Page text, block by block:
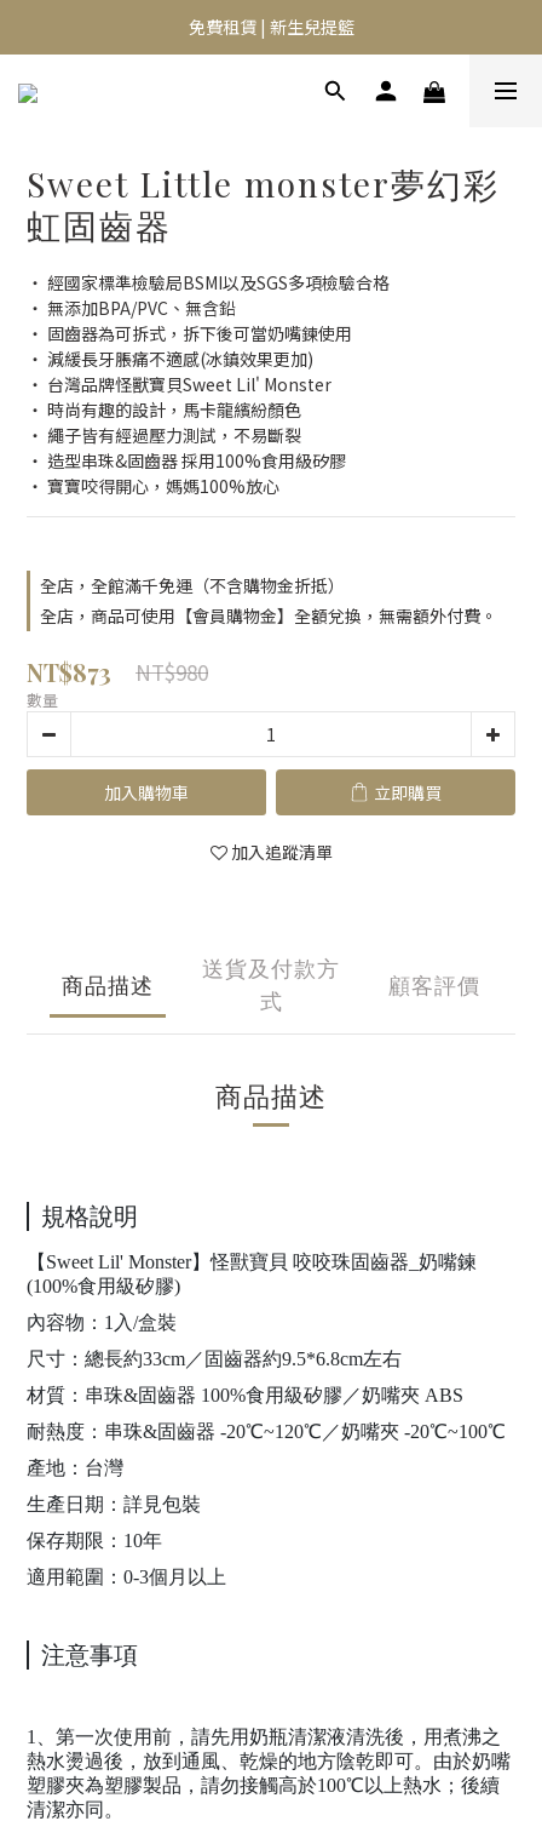
⭐️異膚救星 10天體驗活動⭐️
免費租賃 | 新生兒提籃
⭐️異膚救星 10天體驗活動⭐️
Sweet Little monster夢幻彩
虹固齒器
・ 經國家標準檢驗局BSMI以及SGS多項檢驗合格
・ 無添加BPA/PVC、無含鉛
・ 固齒器為可拆式，拆下後可當奶嘴鍊使用
・ 減緩長牙脹痛不適感(冰鎮效果更加)
・ 台灣品牌怪獸寶貝Sweet Lil' Monster
・ 時尚有趣的設計，馬卡龍繽紛顏色
・ 繩子皆有經過壓力測試，不易斷裂
・ 造型串珠&固齒器 採用100%食用級矽膠
・ 寶寶咬得開心，媽媽100%放心
全店，全館滿千免運（不含購物金折抵）
全店，商品可使用【會員購物金】全額兌換，無需額外付費。
NT$873 NT$980
數量
加入購物車 立即購買
加入追蹤清單
商品描述
送貨及付款方
式
顧客評價
商品描述
規格說明
【Sweet Lil' Monster】怪獸寶貝 咬咬珠固齒器_奶嘴鍊
(100%食用級矽膠)
內容物：1入/盒裝
尺寸：總長約33cm／固齒器約9.5*6.8cm左右
材質：串珠&固齒器 100%食用級矽膠／奶嘴夾 ABS
耐熱度：串珠&固齒器 -20℃~120℃／奶嘴夾 -20℃~100℃
產地：台灣
生產日期：詳見包裝
保存期限：10年
適用範圍：0-3個月以上
注意事項
1、第一次使用前，請先用奶瓶清潔液清洗後，用煮沸之
熱水燙過後，放到通風、乾燥的地方陰乾即可。由於奶嘴
塑膠夾為塑膠製品，請勿接觸高於100℃以上熱水；後續
清潔亦同。